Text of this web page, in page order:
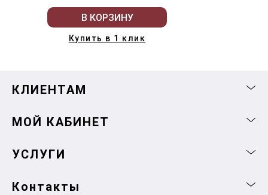
В КОРЗИНУ
Купить в 1 клик
КЛИЕНТАМ
МОЙ КАБИНЕТ
УСЛУГИ
Контакты